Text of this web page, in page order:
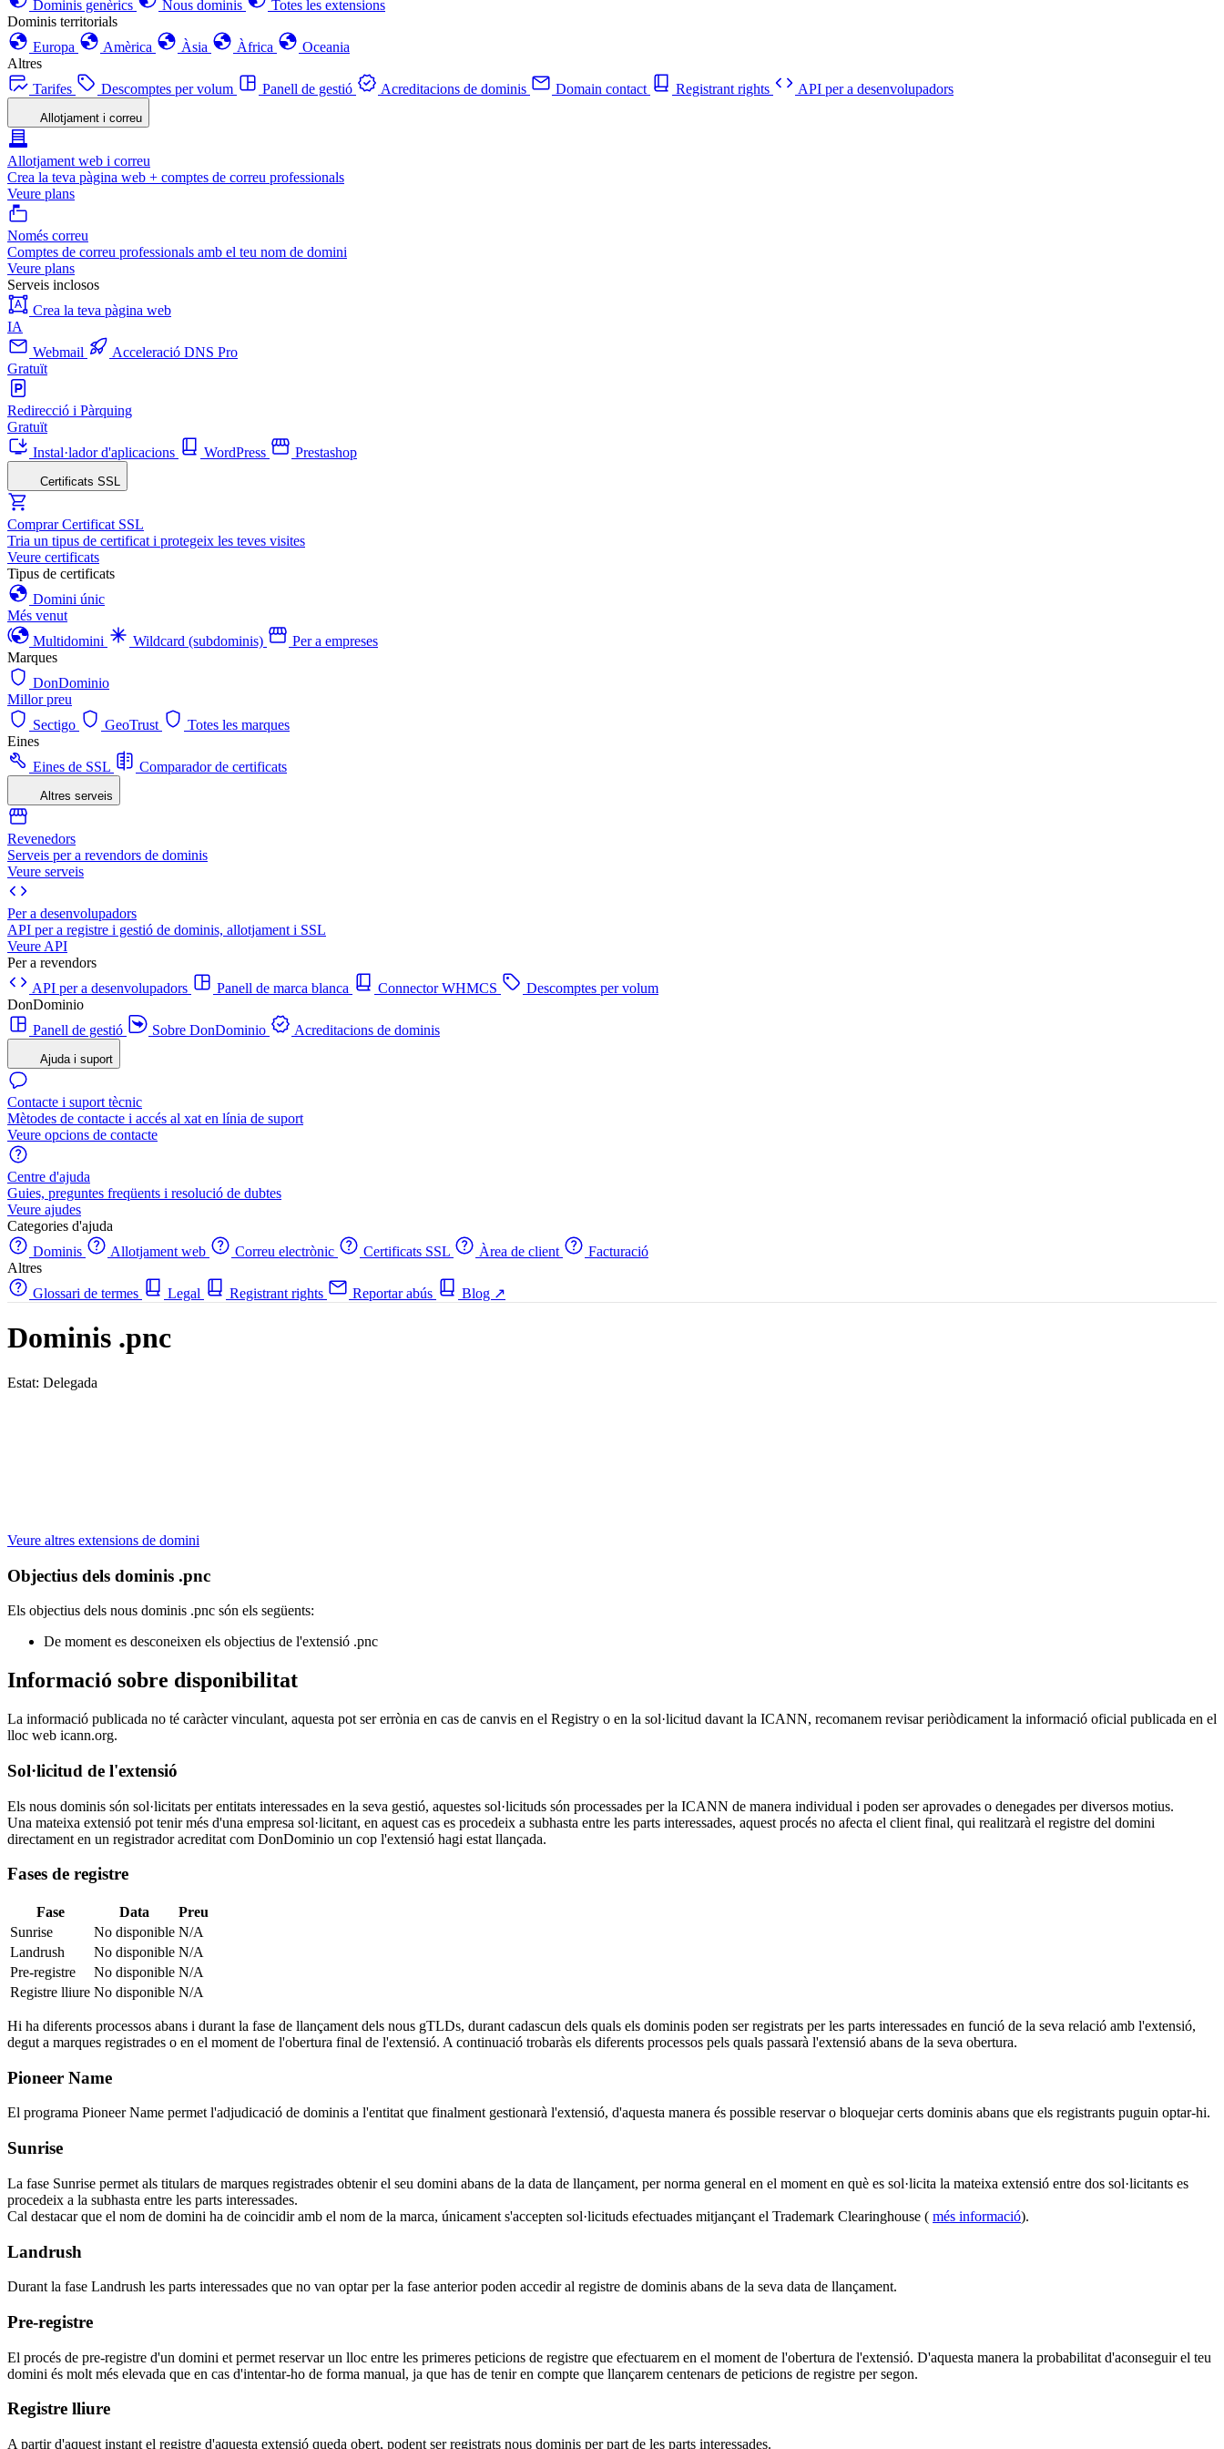
Dominis genèrics Nous dominis
Totes les extensions
Dominis territorials
Europa
Amèrica Àsia Àfrica
Oceania
Altres
Tarifes
Descomptes per volum Panell de gestió Acreditacions de dominis Domain contact Registrant rights API per a desenvolupadors
Allotjament i correu
Allotjament web i correu
Crea la teva pàgina web + comptes de correu professionals
Veure plans
Només correu
Comptes de correu professionals amb el teu nom de domini
Veure plans
Serveis inclosos
Crea la teva pàgina web
IA
Webmail
Acceleració DNS Pro
Gratuït
Redirecció i Pàrquing
Gratuït
Instal·lador d'aplicacions
WordPress Prestashop
Certificats SSL
Comprar Certificat SSL
Tria un tipus de certificat i protegeix les teves visites
Veure certificats
Tipus de certificats
Domini únic
Més venut
Multidomini
Wildcard (subdominis)
Per a empreses
Marques
DonDominio
Millor preu
Sectigo
GeoTrust
Totes les marques
Eines
Eines de SSL
Comparador de certificats
Altres serveis
Revenedors
Serveis per a revendors de dominis
Veure serveis
Per a desenvolupadors
API per a registre i gestió de dominis, allotjament i SSL
Veure API
Per a revendors
API per a desenvolupadors
Panell de marca blanca Connector WHMCS
Descomptes per volum
DonDominio
Panell de gestió
Sobre DonDominio Acreditacions de dominis
Ajuda i suport
Contacte i suport tècnic
Mètodes de contacte i accés al xat en línia de suport
Veure opcions de contacte
Centre d'ajuda
Guies, preguntes freqüents i resolució de dubtes
Veure ajudes
Categories d'ajuda
Dominis
Allotjament web Correu electrònic Certificats SSL Àrea de client
Facturació
Altres
Glossari de termes
Legal Registrant rights Reportar abús Blog ↗
Dominis .pnc
Estat: Delegada
Veure altres extensions de domini
Objectius dels dominis .pnc
Els objectius dels nous dominis .pnc són els següents:
De moment es desconeixen els objectius de l'extensió .pnc
Informació sobre disponibilitat
La informació publicada no té caràcter vinculant, aquesta pot ser errònia en cas de canvis en el Registry o en la sol·licitud davant la ICANN, recomanem revisar periòdicament la informació oficial publicada en el
lloc web icann.org.
Sol·licitud de l'extensió
Els nous dominis són sol·licitats per entitats interessades en la seva gestió, aquestes sol·licituds són processades per la ICANN de manera individual i poden ser aprovades o denegades per diversos motius.
Una mateixa extensió pot tenir més d'una empresa sol·licitant, en aquest cas es procedeix a subhasta entre les parts interessades, aquest procés no afecta el client final, qui realitzarà el registre del domini
directament en un registrador acreditat com DonDominio un cop l'extensió hagi estat llançada.
Fases de registre
Fase Data
Preu
Sunrise
No disponible N/A
Landrush
No disponible N/A
Pre-registre
No disponible N/A
Registre lliure No disponible N/A
Hi ha diferents processos abans i durant la fase de llançament dels nous gTLDs, durant cadascun dels quals els dominis poden ser registrats per les parts interessades en funció de la seva relació amb l'extensió,
degut a marques registrades o en el moment de l'obertura final de l'extensió. A continuació trobaràs els diferents processos pels quals passarà l'extensió abans de la seva obertura.
Pioneer Name
El programa Pioneer Name permet l'adjudicació de dominis a l'entitat que finalment gestionarà l'extensió, d'aquesta manera és possible reservar o bloquejar certs dominis abans que els registrants puguin optar-hi.
Sunrise
La fase Sunrise permet als titulars de marques registrades obtenir el seu domini abans de la data de llançament, per norma general en el moment en què es sol·licita la mateixa extensió entre dos sol·licitants es
procedeix a la subhasta entre les parts interessades.
Cal destacar que el nom de domini ha de coincidir amb el nom de la marca, únicament s'accepten sol·licituds efectuades mitjançant el Trademark Clearinghouse ( més informació).
Landrush
Durant la fase Landrush les parts interessades que no van optar per la fase anterior poden accedir al registre de dominis abans de la seva data de llançament.
Pre-registre
El procés de pre-registre d'un domini et permet reservar un lloc entre les primeres peticions de registre que efectuarem en el moment de l'obertura de l'extensió. D'aquesta manera la probabilitat d'aconseguir el teu
domini és molt més elevada que en cas d'intentar-ho de forma manual, ja que has de tenir en compte que llançarem centenars de peticions de registre per segon.
Registre lliure
A partir d'aquest instant el registre d'aquesta extensió queda obert, podent ser registrats nous dominis per part de les parts interessades.